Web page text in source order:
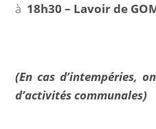
Associations
CCAS
à 18h30 – Lavoir de
(En cas d’intempéries,
d’activités communales)